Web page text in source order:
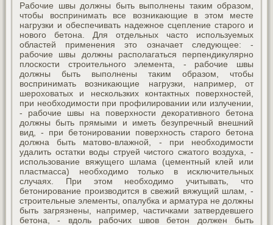
Рабочие швы должны быть выполнены таким образом,
чтобы воспринимать все возникающие в этом месте
нагрузки и обеспечивать надежное сцепление старого и
нового бетона. Для отдельных часто используемых
областей применения это означает следующее: -
рабочие швы должны располагаться перпендикулярно
плоскости строительного элемента, - рабочие швы
должны быть выполнены таким образом, чтобы
воспринимать возникающие нагрузки, например, от
шероховатых и нескользких контактных поверхностей,
при необходимости при профилировании или излучении,
- рабочие швы на поверхности декоративного бетона
должны быть прямыми и иметь безупречный внешний
вид, - при бетонировании поверхность старого бетона
должна быть матово-влажной, - при необходимости
удалить остатки воды струей чистого сжатого воздуха, -
использование вяжущего шлама (цементный клей или
пластмасса) необходимо только в исключительных
случаях. При этом необходимо учитывать, что
бетонирование производится в свежий вяжущий шлам, -
строительные элементы, опалубка и арматура не должны
быть загрязнены, например, частичками затвердевшего
бетона, - вдоль рабочих швов бетон должен быть